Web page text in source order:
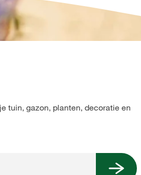
tuin, gazon, planten, decoratie en